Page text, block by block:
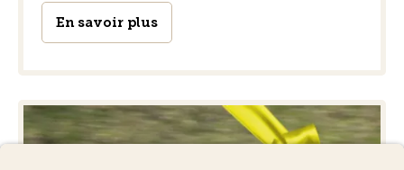
En savoir plus